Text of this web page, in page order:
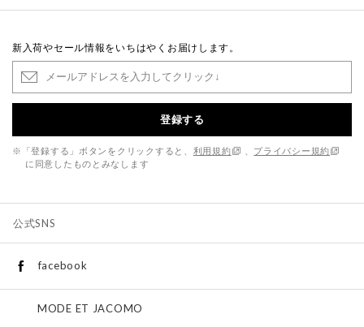
新入荷やセール情報をいちはやくお届けします。
登録する
※「登録する」ボタンをクリックすると、 利用規約
プライバシー規約
に同意したものとみなします
公式SNS
facebook
MODE ET JACOMO